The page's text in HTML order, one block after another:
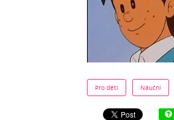
Pro děti Náuční